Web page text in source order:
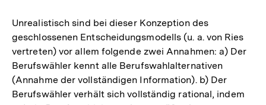
Unrealistisch sind bei dieser Konzeption des
geschlossenen Entscheidungsmodells (u. a. von Ries
vertreten) vor allem folgende zwei Annahmen: a) Der
Berufswähler kennt alle Berufswahlalternativen
(Annahme der vollständigen Information). b) Der
Berufswähler verhält sich vollständig rational, indem